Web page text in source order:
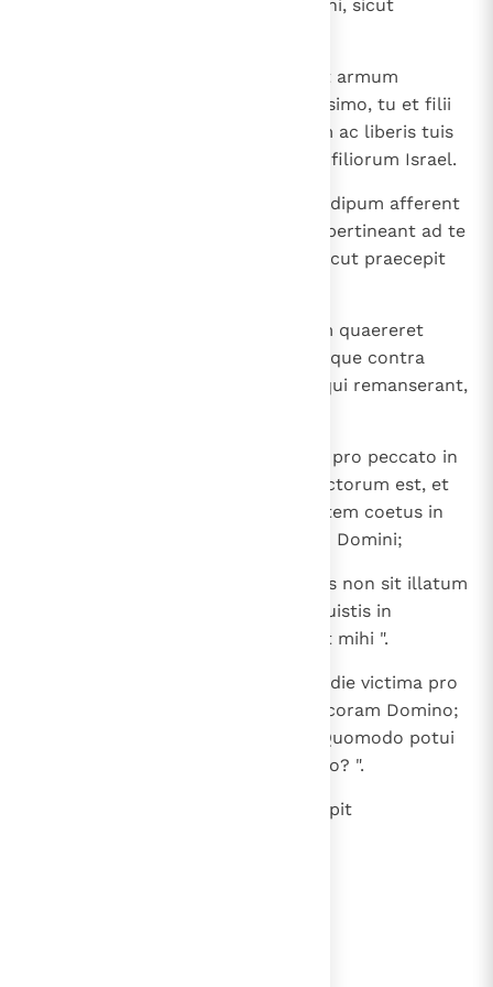
tibi et filiis tuis de incensis Domini, sicut
Pectusculum quoque elationis et armum
donationis edetis in loco mundissimo, tu et filii
tui ac filiae tuae tecum; tibi enim ac liberis tuis
reposita sunt de hostiis pacificis filiorum Israel.
Armum et pectus cum incensis adipum afferent
ad elationem coram Domino, et pertineant ad te
et ad filios tuos lege perpetua, sicut praecepit
De hirco autem pro peccato cum quaereret
Moyses, exustum repperit; iratusque contra
Eleazar et Ithamar filios Aaron, qui remanserant,
" Cur non comedistis sacrificium pro peccato in
loco sancto? Quod sanctum sanctorum est, et
datum vobis, ut portetis iniquitatem coetus in
expiationem eorum in conspectu Domini;
praesertim cum de sanguine illius non sit illatum
intra sancta, comedere eam debuistis in
sanctuario, sicut praeceptum est mihi ".
Respondit Aaron: " Oblata est hodie victima pro
peccato et holocaustum eorum coram Domino;
mihi autem accidit, quod vides. Quomodo potui
comedere eam et placere Domino? ".
Quod cum audisset Moyses, recepit